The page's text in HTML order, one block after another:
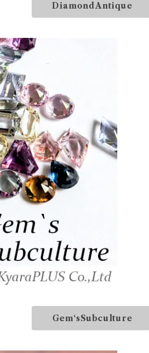
DiamondAntique
Gem‘sSubculture